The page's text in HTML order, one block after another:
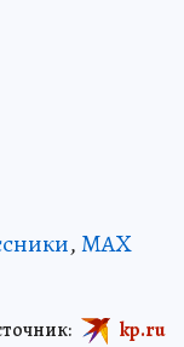
,MAX
kp.ru